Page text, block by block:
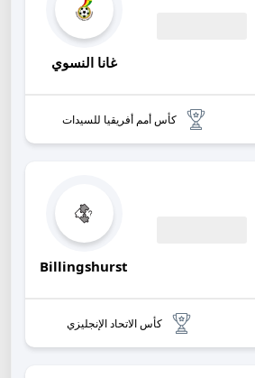
غانا النسوي
كأس أمم أفريقيا للسيدات
Billingshurst
كأس الاتحاد الإنجليزي